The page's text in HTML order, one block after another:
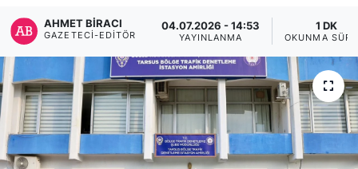
AHMET BIRACI
GAZETECI-EDITÖR
04.07.2026 - 14:53
YAYINLANMA
1 DK
OKUNMA
MAGAZİN
SAĞLIK
Siyaset
YEREL HABER
Son Dakika Haberleri
Haber Arşivi